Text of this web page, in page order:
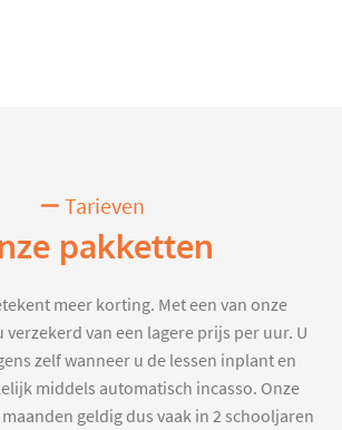
Tarieven
pakketten
meer korting. Met een van onze
van een lagere prijs per uur. U
zelf wanneer u de lessen inplant en
middels automatisch incasso. Onze
geldig dus vaak in 2 schooljaren